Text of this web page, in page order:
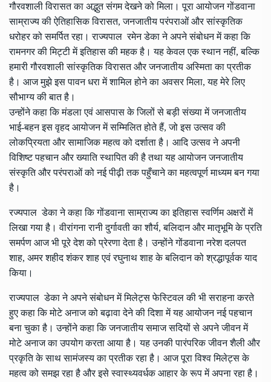
गौरवशाली विरासत का अद्भुत संगम देखने को मिला। पूरा आयोजन गोंडवाना
साम्राज्य की ऐतिहासिक विरासत, जनजातीय परंपराओं और सांस्कृतिक
धरोहर को समर्पित रहा। राज्यपाल रमेन डेका ने अपने संबोधन में कहा कि
रामनगर की मिट्टी में इतिहास की महक है। यह केवल एक स्थान नहीं, बल्कि
हमारी गौरवशाली सांस्कृतिक विरासत और जनजातीय अस्मिता का प्रतीक
है। आज मुझे इस पावन धरा में शामिल होने का अवसर मिला, यह मेरे लिए
सौभाग्य की बात है।
उन्होंने कहा कि मंडला एवं आसपास के जिलों से बड़ी संख्या में जनजातीय
भाई-बहन इस वृहद आयोजन में सम्मिलित होते हैं, जो इस उत्सव की
लोकप्रियता और सामाजिक महत्व को दर्शाता है। आदि उत्सव ने अपनी
विशिष्ट पहचान और ख्याति स्थापित की है तथा यह आयोजन जनजातीय
संस्कृति और परंपराओं को नई पीढ़ी तक पहुँचाने का महत्वपूर्ण माध्यम बन गया
है।
रज्यपाल डेका ने कहा कि गोंडवाना साम्राज्य का इतिहास स्वर्णिम अक्षरों में
लिखा गया है। वीरांगना रानी दुर्गावती का शौर्य, बलिदान और मातृभूमि के प्रति
समर्पण आज भी पूरे देश को प्रेरणा देता है। उन्होंने गोंडवाना नरेश दलपत
शाह, अमर शहीद शंकर शाह एवं रघुनाथ शाह के बलिदान को श्रद्धापूर्वक याद
किया।
राज्यपाल डेका ने अपने संबोधन में मिलेट्स फेस्टिवल की भी सराहना करते
हुए कहा कि मोटे अनाज को बढ़ावा देने की दिशा में यह आयोजन नई पहचान
बना चुका है। उन्होंने कहा कि जनजातीय समाज सदियों से अपने जीवन में
मोटे अनाज का उपयोग करता आया है। यह उनकी पारंपरिक जीवन शैली और
प्रकृति के साथ सामंजस्य का प्रतीक रहा है। आज पूरा विश्व मिलेट्स के
महत्व को समझ रहा है और इसे स्वास्थ्यवर्धक आहार के रूप में अपना रहा है।